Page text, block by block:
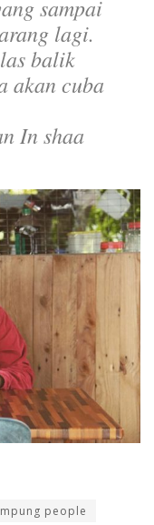
sampai
lagi.
balik
akan cuba
In shaa
people